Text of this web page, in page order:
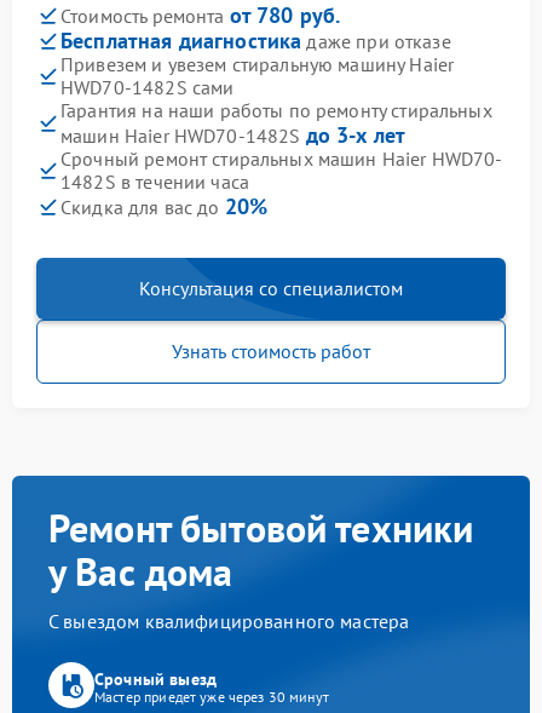
Стоимость ремонта от 780 руб.
Бесплатная диагностика даже при отказе
Привезем и увезем стиральную машину Haier
HWD70-1482S сами
Гарантия на наши работы по ремонту стиральных
машин Haier HWD70-1482S до 3-х лет
Срочный ремонт стиральных машин Haier HWD70-
1482S в течении часа
Скидка для вас до 20%
Консультация со специалистом
Узнать стоимость работ
Ремонт бытовой техники
у Вас дома
С выездом квалифицированного мастера
Срочный выезд
Мастер приедет уже через 30 минут